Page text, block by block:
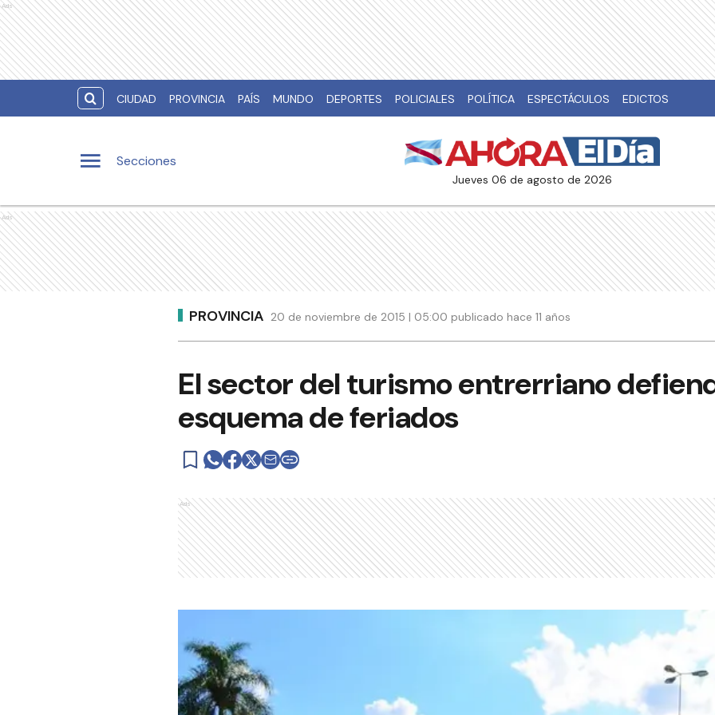
Ads
CIUDAD PROVINCIA PAÍS MUNDO DEPORTES POLICIALES POLÍTICA ESPECTÁCULOS EDICTOS
Secciones
jueves 06 de agosto de 2026
Ads
PROVINCIA 20 de noviembre de 2015 | 05:00 publicado hace 11 años
El sector del turismo entrerriano
esquema de feriados
Ads